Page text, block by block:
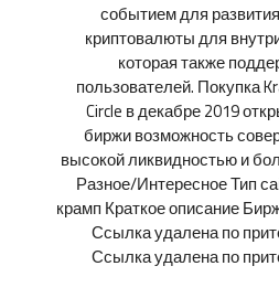
событием для
криптовалюты для
которая также
пользователей. Покупка
Circle в декабре 2019
биржи возможность
высокой ликвидностью и
Разное/Интересное Тип
крамп Краткое описание
Ссылка удалена по
Ссылка удалена по